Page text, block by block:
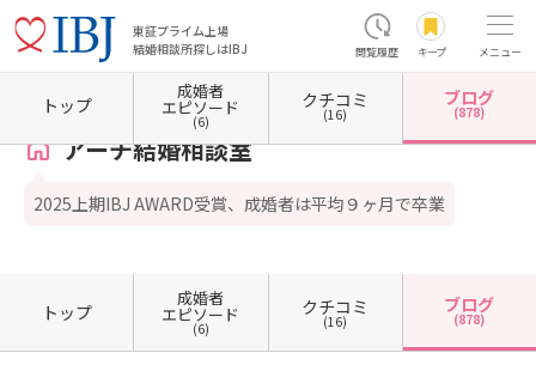
東証プライム上場
結婚相談所探しはIBJ
閲覧履歴 キープ メニュー
ホーム 大阪府の結婚相談所 大阪府大阪市 大阪府大阪市北区 アーチ結婚相談室
アーチ結婚相談室
2025上期IBJ AWARD受賞、成婚者は平均９ヶ月で卒業
トップ
成婚者
エピソード
(6)
クチコミ
(16)
ブログ
(878)
トップ
成婚者
エピソード
(6)
クチコミ
(16)
ブログ
(878)